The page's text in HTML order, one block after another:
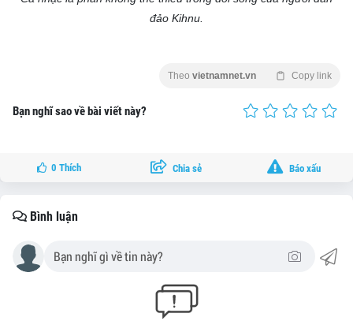
đảo Kihnu.
Theo vietnamnet.vn Copy link
Bạn nghĩ sao về bài viết này?
0 Thích Chia sẻ Báo xấu
Bình luận